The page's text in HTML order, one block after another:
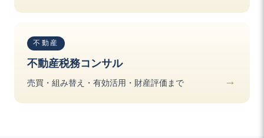
不動産
不動産税務コンサル
売買・組み替え・有効活用・財産評価まで